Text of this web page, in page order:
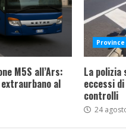
M5S all’Ars:
al
La
eccessi
controlli
24